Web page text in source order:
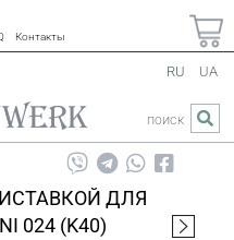
Контакты
RU UA
ПОИСК
ДЛЯ
024 (K40)